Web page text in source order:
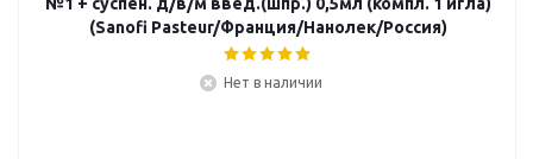
(Sanofi Pasteur/Франция/Нанолек/Россия)
Нет в наличии